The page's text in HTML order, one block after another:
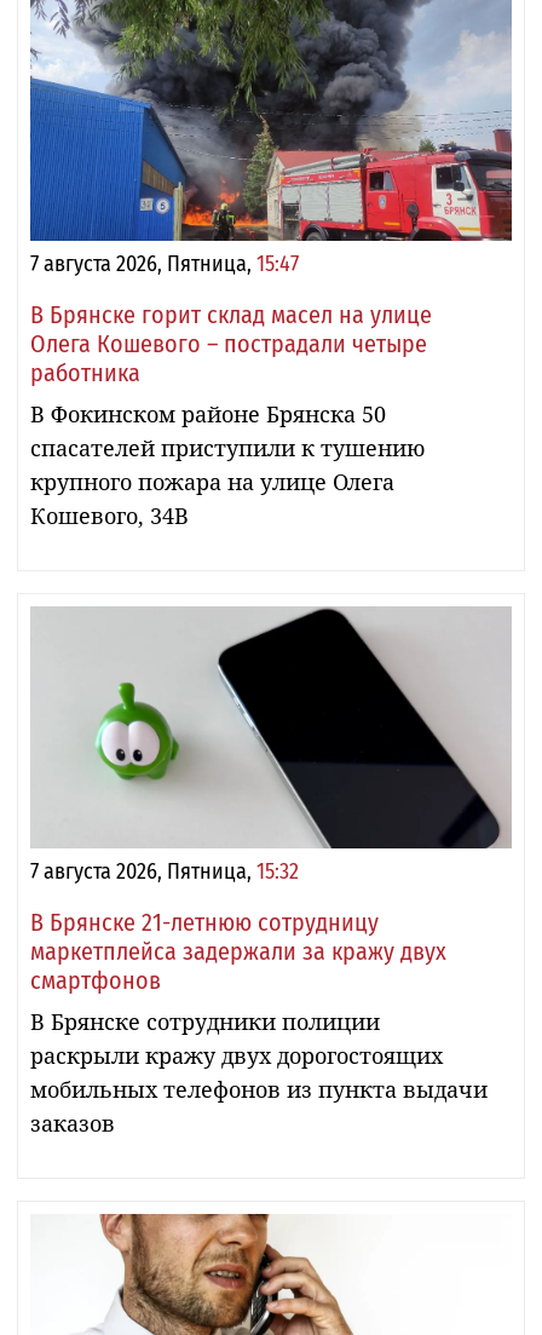
7 августа 2026, Пятница, 15:47
В Брянске горит склад масел на улице
Олега Кошевого – пострадали четыре
работника
В Фокинском районе Брянска 50
спасателей приступили к тушению
крупного пожара на улице Олега
Кошевого, 34В
7 августа 2026, Пятница, 15:32
В Брянске 21-летнюю сотрудницу
маркетплейса задержали за кражу двух
смартфонов
В Брянске сотрудники полиции
раскрыли кражу двух дорогостоящих
мобильных телефонов из пункта выдачи
заказов